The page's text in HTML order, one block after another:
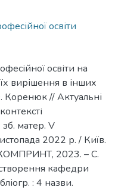
освіти
освіти на
вирішення в інших
Коренюк // Актуальні
матер. V
2022 р. / Київ.
КОМПРИНТ, 2023. – С.
кафедри
: 4 назви.